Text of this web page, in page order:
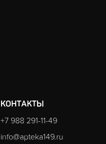
КОНТАКТЫ
+7 988 291-11-49
info@apteka149.ru